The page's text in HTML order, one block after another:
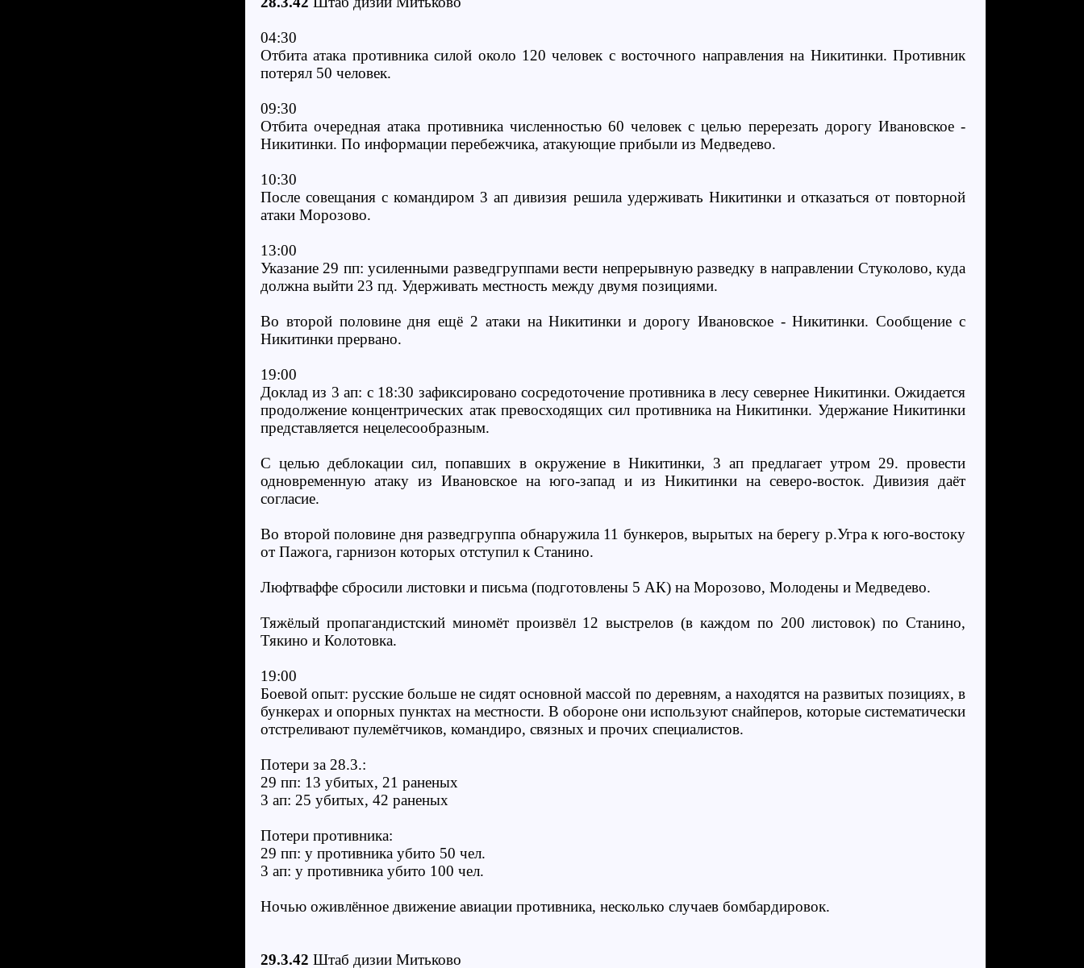
04:30
Отбита атака противника силой около 120 человек с восточного направления на Никитинки. Противник
потерял 50 человек.
09:30
Отбита очередная атака противника численностью 60 человек с целью перерезать дорогу Ивановское -
Никитинки. По информации перебежчика, атакующие прибыли из Медведево.
10:30
После совещания с командиром 3 ап дивизия решила удерживать Никитинки и отказаться от повторной
атаки Морозово.
13:00
Указание 29 пп: усиленными разведгруппами вести непрерывную разведку в направлении Стуколово, куда
должна выйти 23 пд. Удерживать местность между двумя позициями.
Во второй половине дня ещё 2 атаки на Никитинки и дорогу Ивановское - Никитинки. Сообщение с
Никитинки прервано.
19:00
Доклад из 3 ап: с 18:30 зафиксировано сосредоточение противника в лесу севернее Никитинки. Ожидается
продолжение концентрических атак превосходящих сил противника на Никитинки. Удержание Никитинки
представляется нецелесообразным.
С целью деблокации сил, попавших в окружение в Никитинки, 3 ап предлагает утром 29. провести
одновременную атаку из Ивановское на юго-запад и из Никитинки на северо-восток. Дивизия даёт
согласие.
Во второй половине дня разведгруппа обнаружила 11 бункеров, вырытых на берегу р.Угра к юго-востоку
от Пажога, гарнизон которых отступил к Станино.
Люфтваффе сбросили листовки и письма (подготовлены 5 АК) на Морозово, Молодены и Медведево.
Тяжёлый пропагандистский миномёт произвёл 12 выстрелов (в каждом по 200 листовок) по Станино,
Тякино и Колотовка.
19:00
Боевой опыт: русские больше не сидят основной массой по деревням, а находятся на развитых позициях, в
бункерах и опорных пунктах на местности. В обороне они используют снайперов, которые систематически
отстреливают пулемётчиков, командиро, связных и прочих специалистов.
Потери за 28.3.:
29 пп: 13 убитых, 21 раненых
3 ап: 25 убитых, 42 раненых
Потери противника:
29 пп: у противника убито 50 чел.
3 ап: у противника убито 100 чел.
Ночью оживлённое движение авиации противника, несколько случаев бомбардировок.
29.3.42 Штаб дизии Митьково